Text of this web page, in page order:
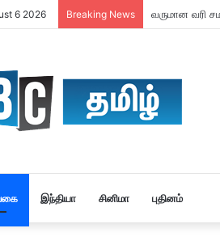
6 2026 Breaking News வருமான வரி
இந்தியா சினிமா புதினம்